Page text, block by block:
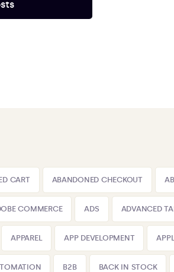
CART ABANDONED CHECKOUT
COMMERCE ADS ADVANCED
APPAREL APP DEVELOPMENT
B2B BACK IN STOCK